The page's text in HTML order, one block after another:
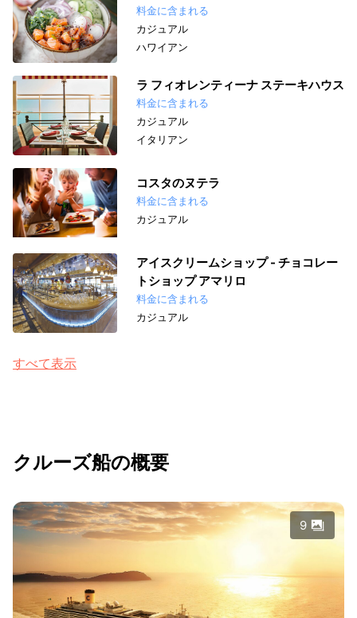
料金に含まれる
カジュアル
ハワイアン
ラ フィオレンティーナ ステーキハウス
料金に含まれる
カジュアル
イタリアン
コスタのヌテラ
料金に含まれる
カジュアル
アイスクリームショップ - チョコレー
トショップ アマリロ
料金に含まれる
カジュアル
すべて表示
クルーズ船の概要
9